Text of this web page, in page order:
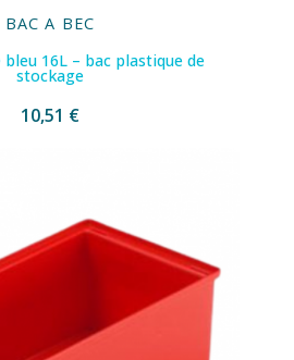
BAC A BEC
bleu 16L – bac plastique de
stockage
10,51 €